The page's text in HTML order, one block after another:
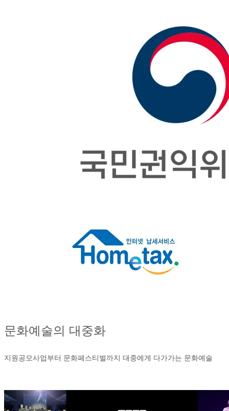
문화예술의 대중화
지원공모사업부터 문화페스티벌까지 대중에게 다가가는 문화예술